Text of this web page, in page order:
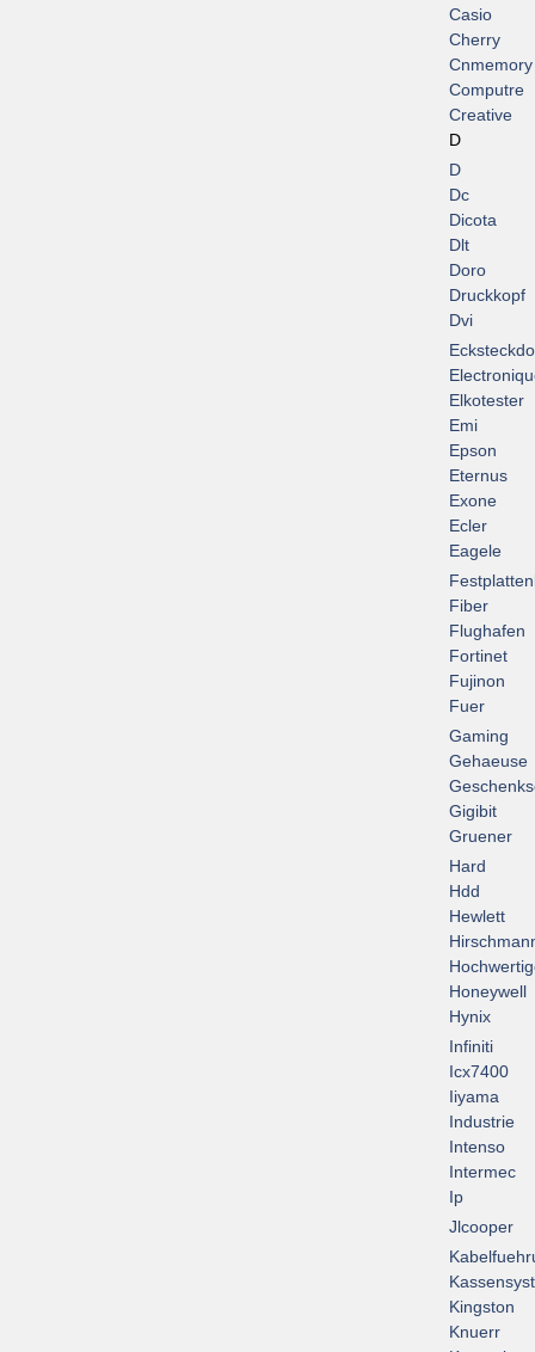
Casio
Cherry
Cnmemory
Computre
Creative
D
D
Dc
Dicota
Dlt
Doro
Druckkopf
Dvi
Elkotester
Emi
Epson
Eternus
Exone
Ecler
Eagele
Fiber
Flughafen
Fortinet
Fujinon
Fuer
Gaming
Gehaeuse
Gigibit
Gruener
Hard
Hdd
Hewlett
Honeywell
Hynix
Infiniti
Icx7400
Iiyama
Industrie
Intenso
Intermec
Ip
Jlcooper
Kingston
Knuerr